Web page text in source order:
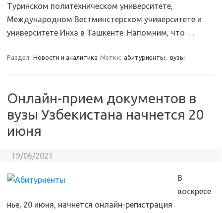
Туринском политехническом университете,
Международном Вестминстерском университете и
университете Инха в Ташкенте. Напомним, что …
Раздел: Новости и аналитика Метки: абитуриенты , вузы
Онлайн-прием документов в
вузы Узбекистана начнется 20
июня
19/06/2021
В
воскресе
нье, 20 июня, начнется онлайн-регистрация